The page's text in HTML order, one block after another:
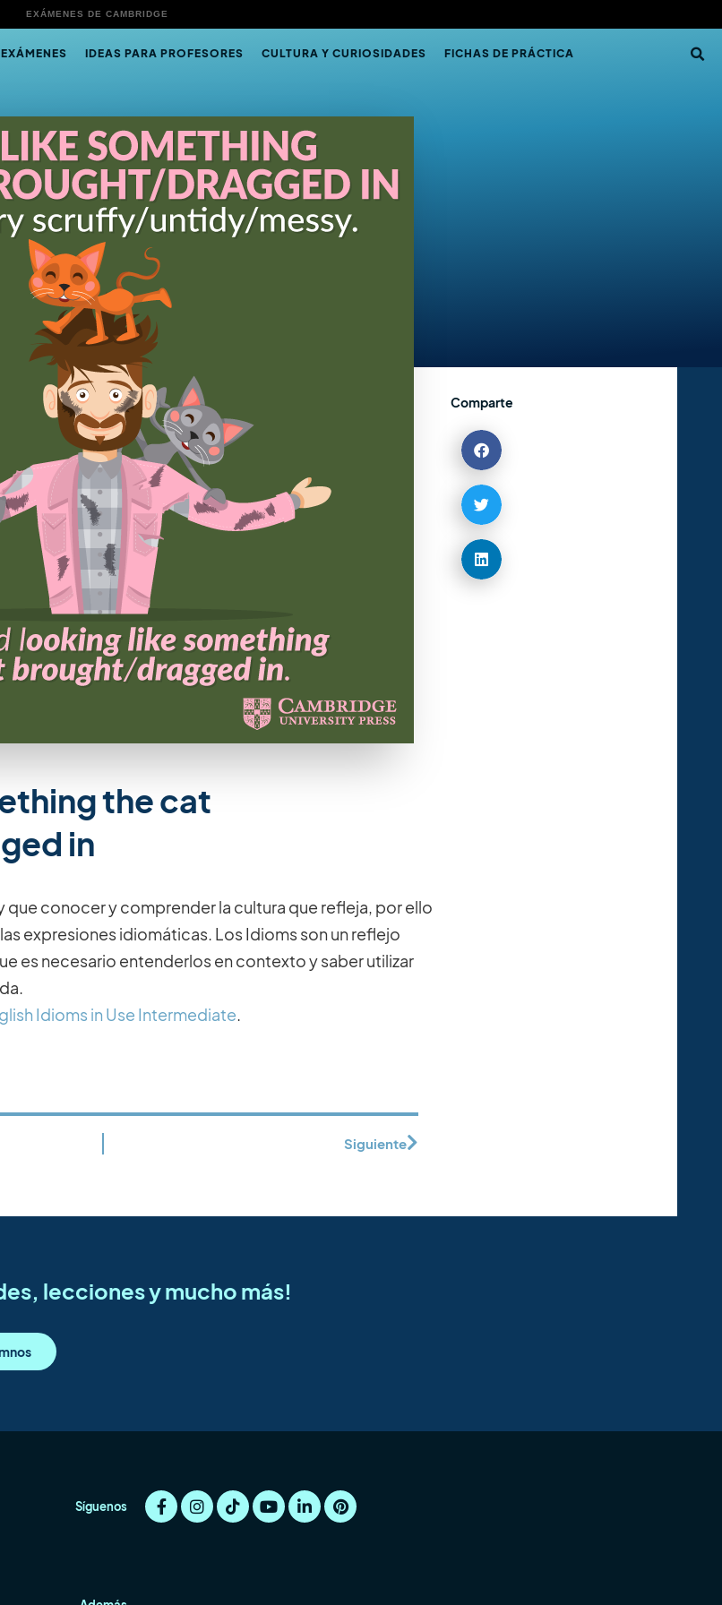
EXÁMENES DE CAMBRIDGE
EXÁMENES IDEAS PARA PROFESORES CULTURA Y CURIOSIDADES FICHAS DE PRÁCTICA
the cat
in
que conocer y comprender la cultura que refleja, por ello
expresiones idiomáticas. Los Idioms son un reflejo
es necesario entenderlos en contexto y saber utilizar
Idioms in Use Intermediate.
Comparte
Siguiente
lecciones y mucho más!
Síguenos